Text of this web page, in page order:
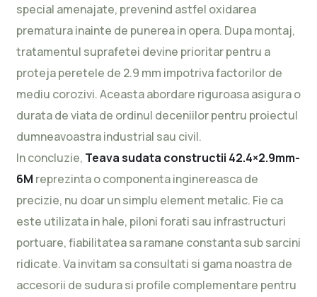
special amenajate, prevenind astfel oxidarea
prematura inainte de punerea in opera. Dupa montaj,
tratamentul suprafetei devine prioritar pentru a
proteja peretele de 2.9 mm impotriva factorilor de
mediu corozivi. Aceasta abordare riguroasa asigura o
durata de viata de ordinul deceniilor pentru proiectul
dumneavoastra industrial sau civil.
In concluzie, Teava sudata constructii 42.4×2.9mm-
6M reprezinta o componenta inginereasca de
precizie, nu doar un simplu element metalic. Fie ca
este utilizata in hale, piloni forati sau infrastructuri
portuare, fiabilitatea sa ramane constanta sub sarcini
ridicate. Va invitam sa consultati si gama noastra de
accesorii de sudura si profile complementare pentru